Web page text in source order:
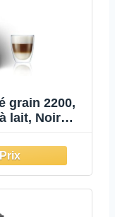
grain 2200,
lait, Noir